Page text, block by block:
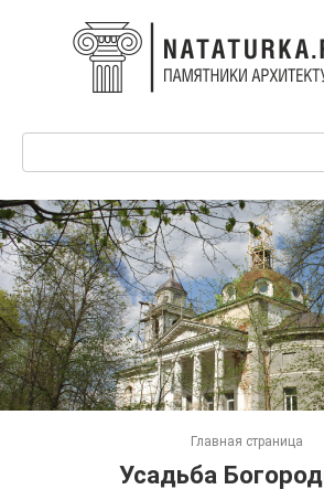
Главная страница
Усадьба